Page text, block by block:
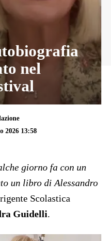
nel
2026 13:58
giorno fa con un
un libro di Alessandro
Scolastica
Guidelli.